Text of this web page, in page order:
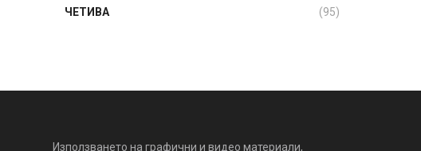
ЧЕТИВА (95)
Използването на графични и видео материали,